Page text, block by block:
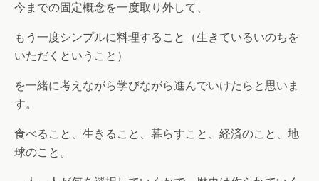
今までの固定概念を一度取り外して、
もう一度シンプルに料理すること（生きているいのちを
いただくということ）
を一緒に考えながら学びながら進んでいけたらと思いま
す。
食べること、生きること、暮らすこと、経済のこと、地
球のこと。